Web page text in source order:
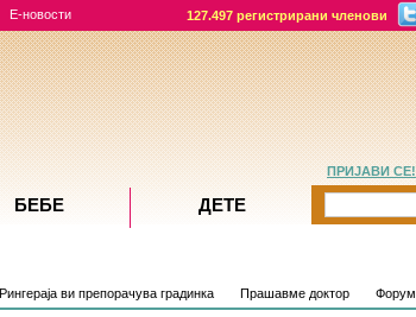
Е-новости 127.497 регистрирани членови
Рингераја ви препорачува градинка Прашавме доктор Форум
ПРИЈАВИ СЕ!
БЕБЕ ДЕТЕ